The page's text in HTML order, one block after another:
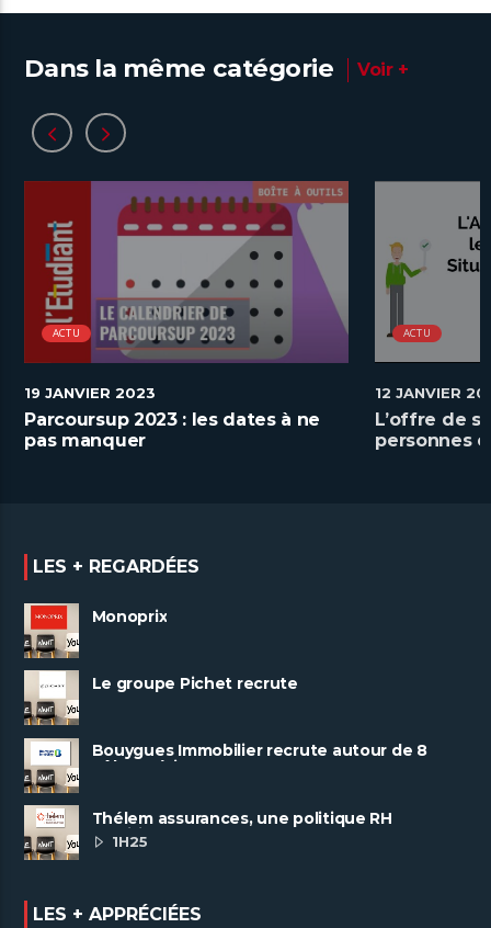
Dans la même catégorie Voir +
ACTU
19 JANVIER 2023
Parcoursup 2023 : les dates à ne
pas manquer
ACTU
12 JANVIER
L’offre de
personnes
LES + REGARDÉES
Monoprix
Le groupe Pichet recrute
Bouygues Immobilier recrute autour de 8
pôles métiers
Thélem assurances, une politique RH
ambitieuse
1H25
LES + APPRÉCIÉES